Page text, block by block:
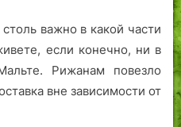
важно в какой части
если конечно, ни в
Рижанам повезло
вне зависимости от